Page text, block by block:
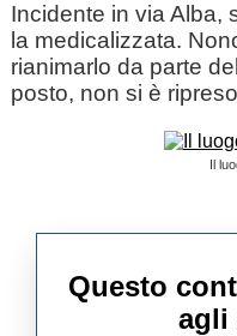
Incidente in via Alba,
la medicalizzata.
rianimarlo da parte
posto, non si è ripreso
Il
Questo
agli